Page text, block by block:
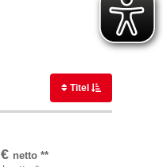
Titel
€ netto**
In den Warenkorb